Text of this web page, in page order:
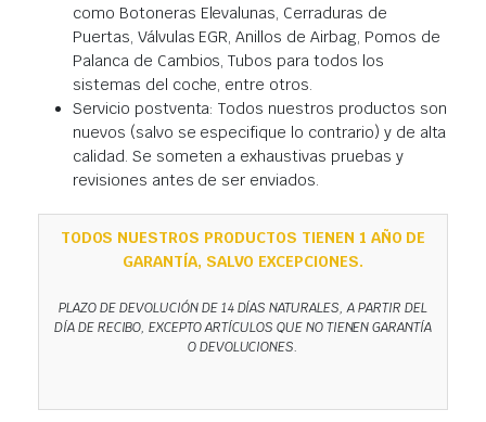
como Botoneras Elevalunas, Cerraduras de
Puertas, Válvulas EGR, Anillos de Airbag, Pomos de
Palanca de Cambios, Tubos para todos los
sistemas del coche, entre otros.
Servicio postventa: Todos nuestros productos son
nuevos (salvo se especifique lo contrario) y de alta
calidad. Se someten a exhaustivas pruebas y
revisiones antes de ser enviados.
TODOS NUESTROS PRODUCTOS TIENEN 1 AÑO DE
GARANTÍA, SALVO EXCEPCIONES.
PLAZO DE DEVOLUCIÓN DE 14 DÍAS NATURALES, A PARTIR DEL
DÍA DE RECIBO, EXCEPTO ARTÍCULOS QUE NO TIENEN GARANTÍA
O DEVOLUCIONES.